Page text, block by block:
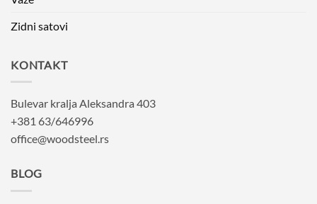
Zidni satovi
KONTAKT
Bulevar kralja Aleksandra 403
+381 63/646996
office@woodsteel.rs
BLOG